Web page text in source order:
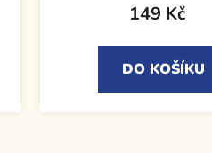
149 Kč
DO KOŠÍKU